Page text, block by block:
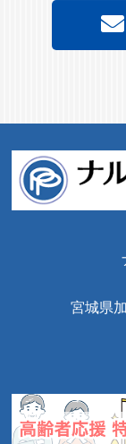
宮城県